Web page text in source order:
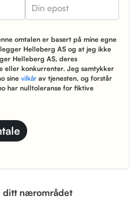
omtalen er basert på mine egne
Helleberg AS og at jeg ikke
Helleberg AS, deres
eller konkurrenter. Jeg samtykker
sine vilkårav tjenesten, og forstår
har nulltoleranse for fiktive
ditt nærområdet